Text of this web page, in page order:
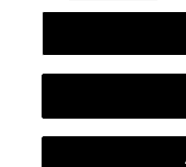
España
Tel. +34 948 42 56 00